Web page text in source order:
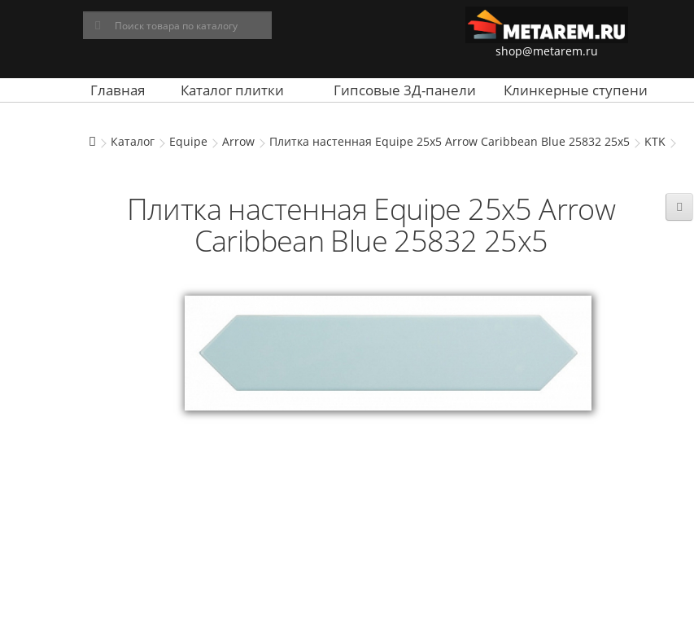
shop@metarem.ru
Главная Каталог плитки Гипсовые 3Д-панели Клинкерные ступени
Каталог Equipe Arrow Плитка настенная Equipe 25x5 Arrow Caribbean Blue 25832 25x5 KTK
Плитка настенная Equipe 25x5 Arrow
Caribbean Blue 25832 25x5